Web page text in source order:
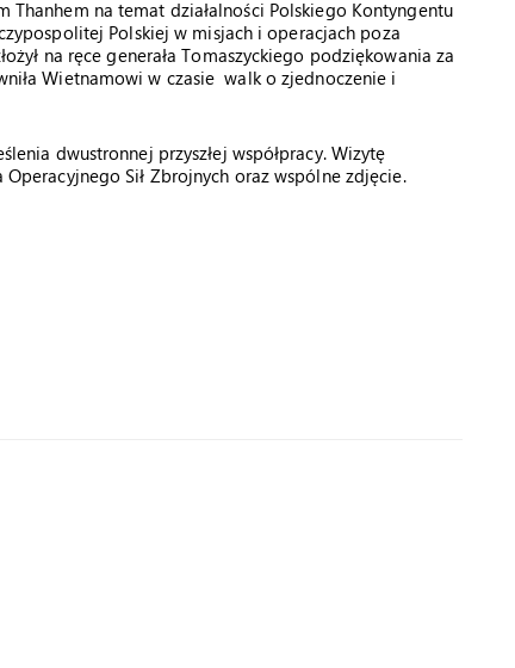
Thanhem na temat działalności Polskiego Kontyngentu
Polskiej w misjach i operacjach poza
na ręce generała Tomaszyckiego podziękowania za
Wietnamowi w czasie walk o zjednoczenie i
dwustronnej przyszłej współpracy. Wizytę
Sił Zbrojnych oraz wspólne zdjęcie.